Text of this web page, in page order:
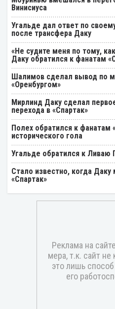
Винисиуса
Угальде дал ответ по
после трансфера Даку
«Не судите меня по тому,
Даку обратился к фанатам
Шалимов сделал вывод по
«Оренбургом»
Мирлинд Даку сделал
перехода в «Спартак»
Полех обратился к фанатам
исторического гола
Угальде обратился к Ливаю
Стало известно, когда
«Спартак»